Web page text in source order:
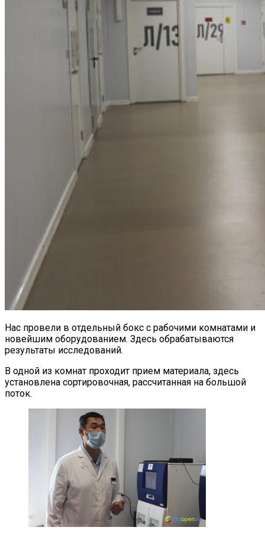
Нас провели в отдельный бокс с рабочими комнатами и
новейшим оборудованием. Здесь обрабатываются
результаты исследований.
В одной из комнат проходит прием материала, здесь
установлена сортировочная, рассчитанная на большой
поток.